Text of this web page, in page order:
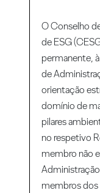
O Conselho
de ESG
permanente,
de
orientação
domínio de
pilares
no respetivo
membro não
membros dos